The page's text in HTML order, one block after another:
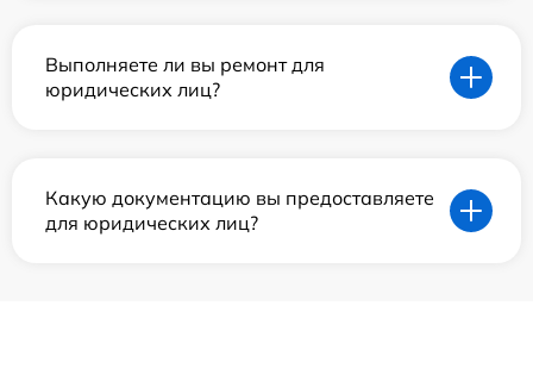
Выполняете ли вы ремонт для
юридических лиц?
Какую документацию вы предоставляете
для юридических лиц?